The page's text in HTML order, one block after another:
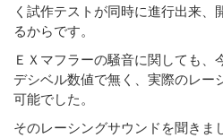
く試作テストが同時に進行出来、
るからです。
ＥＸマフラーの騒音に関しても、
デシベル数値で無く、実際のレー
可能でした。
そのレーシングサウンドを聞きま